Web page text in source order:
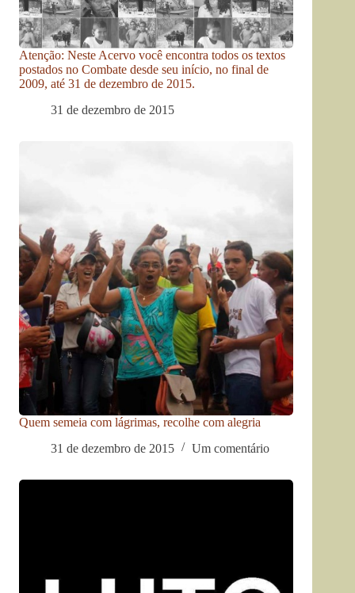
Atenção: Neste Acervo você encontra todos os textos
postados no Combate desde seu início, no final de
2009, até 31 de dezembro de 2015.
31 de dezembro de 2015
Quem semeia com lágrimas, recolhe com alegria
31 de dezembro de 2015
Um comentário